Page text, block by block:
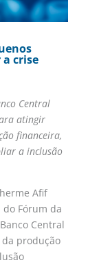
crise
Central
atingir
financeira,
a inclusão
Afif
Fórum da
Central
produção